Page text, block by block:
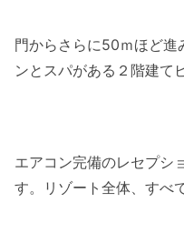
門からさらに50ｍほど進
ンとスパがある２階建て
エアコン完備のレセプシ
す。リゾート全体、すべ